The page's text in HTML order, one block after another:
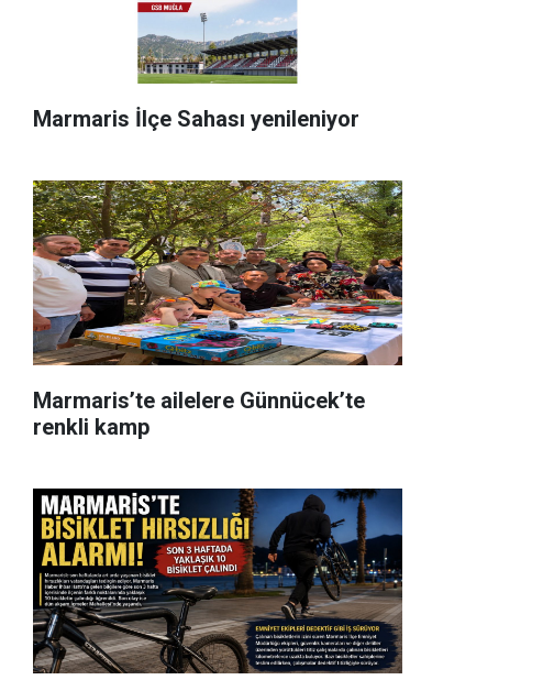
Marmaris İlçe Sahası yenileniyor
Marmaris’te ailelere Günnücek’te
renkli kamp